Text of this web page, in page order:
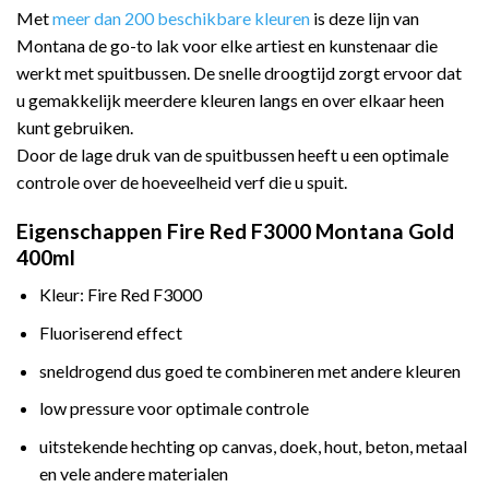
Metmeer dan 200 beschikbare kleuren is deze lijn van
Montana de go-to lak voor elke artiest en kunstenaar die
werkt met spuitbussen. De snelle droogtijd zorgt ervoor dat
u gemakkelijk meerdere kleuren langs en over elkaar heen
kunt gebruiken.
Door de lage druk van de spuitbussen heeft u een optimale
controle over de hoeveelheid verf die u spuit.
Eigenschappen Fire Red F3000 Montana Gold
400ml
Kleur: Fire Red F3000
Fluoriserend effect
sneldrogend dus goed te combineren met andere kleuren
low pressure voor optimale controle
uitstekende hechting op canvas, doek, hout, beton, metaal
en vele andere materialen